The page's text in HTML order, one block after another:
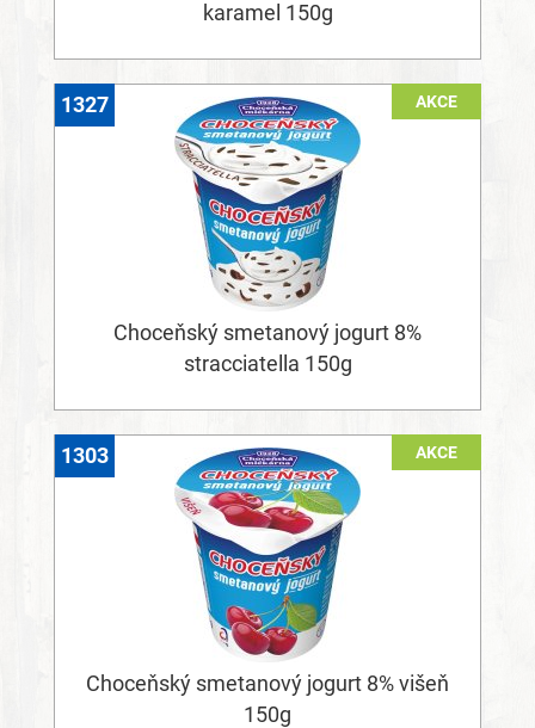
karamel 150g
AKCE
Choceňský smetanový jogurt 8%
stracciatella 150g
1327
AKCE
Choceňský smetanový jogurt 8% višeň
150g
1303